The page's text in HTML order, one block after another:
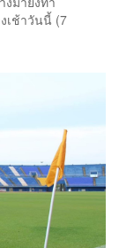
เช้าวันนี้ (7